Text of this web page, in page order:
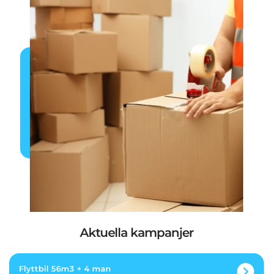
Aktuella kampanjer
Flyttbil 56m3 + 4 man